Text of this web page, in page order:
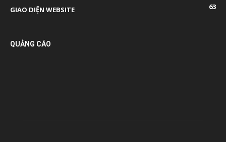
GIAO DIỆN WEBSITE
63
QUẢNG CÁO